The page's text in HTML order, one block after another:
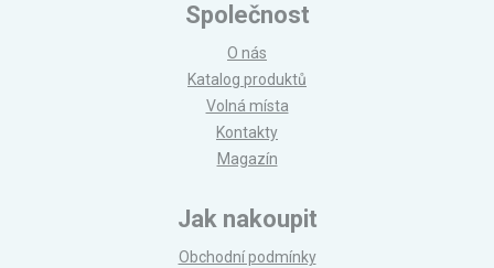
Společnost
O nás
Katalog produktů
Volná místa
Kontakty
Magazín
Jak nakoupit
Obchodní podmínky